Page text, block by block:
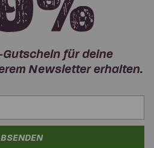
Gutschein für deine
Newsletter erhalten.